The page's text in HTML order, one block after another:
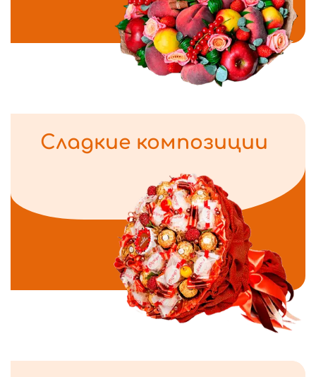
Сладкие композиции